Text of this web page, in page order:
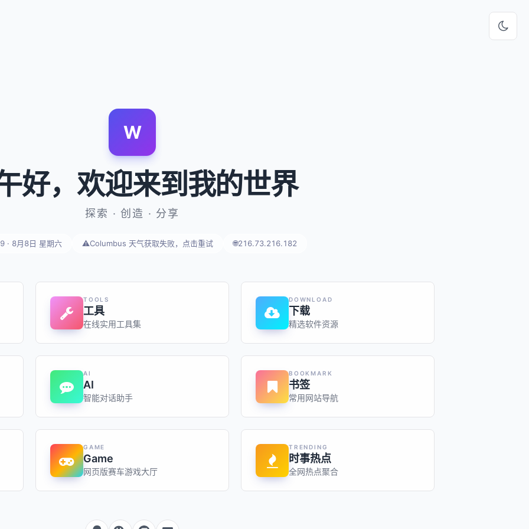
W
好，欢迎来到我的世界
探索 · 创造 · 分享
· 8月8日 星期六 ⚠️Columbus 天气获取失败，点击重试 🌐216.73.216.182
TOOLS
工具
在线实用工具集
DOWNLOAD
下载
精选软件资源
AI
AI
智能对话助手
BOOKMARK
书签
常用网站导航
GAME
Game
网页版赛车游戏大厅
TRENDING
时事热点
全网热点聚合